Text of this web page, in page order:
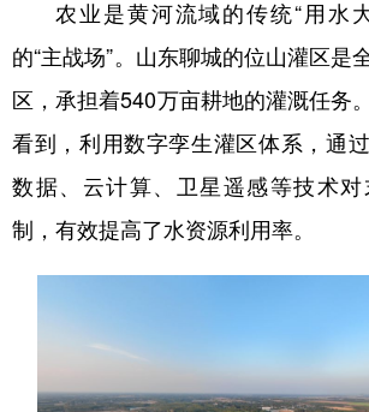
农业是黄河流域的传统“用水
的“主战场”。山东聊城的位山灌区是
区，承担着540万亩耕地的灌溉任务
看到，利用数字孪生灌区体系，通
数据、云计算、卫星遥感等技术
制，有效提高了水资源利用率。